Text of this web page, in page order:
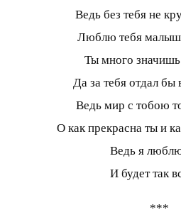
Ведь без тебя не
Люблю тебя
Ты много
Да за тебя отдал бы
Ведь мир с тобою
О как прекрасна ты и
Ведь я
И будет так
***